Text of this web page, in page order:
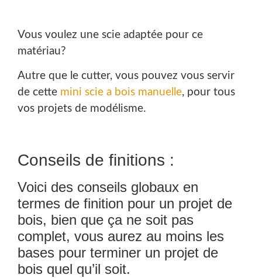
Vous voulez une scie adaptée pour ce
matériau?
Autre que le cutter, vous pouvez vous servir
de cette mini scie a bois manuelle, pour tous
vos projets de modélisme.
Conseils de finitions :
Voici des conseils globaux en
termes de finition pour un projet de
bois, bien que ça ne soit pas
complet, vous aurez au moins les
bases pour terminer un projet de
bois quel qu’il soit.